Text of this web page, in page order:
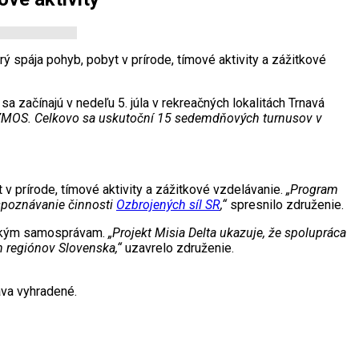
spája pohyb, pobyt v prírode, tímové aktivity a zážitkové
začínajú v nedeľu 5. júla v rekreačných lokalitách Trnavá
Celkovo sa uskutoční 15 sedemdňových turnusov v
prírode, tímové aktivity a zážitkové vzdelávanie. „Program
činnosti Ozbrojených síl SR,“spresnilo združenie.
samosprávam. „Projekt Misia Delta ukazuje, že spolupráca
Slovenska,“uzavrelo združenie.
vyhradené.